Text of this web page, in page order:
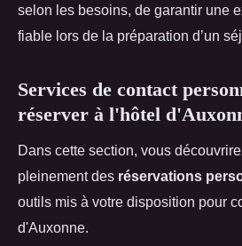
selon les besoins, de garantir une
fiable lors de la préparation d’un
Services de contact
réserver à l'hôtel
Dans cette section, vous
pleinement des réservations
outils mis à votre disposition pour
d'Auxonne.